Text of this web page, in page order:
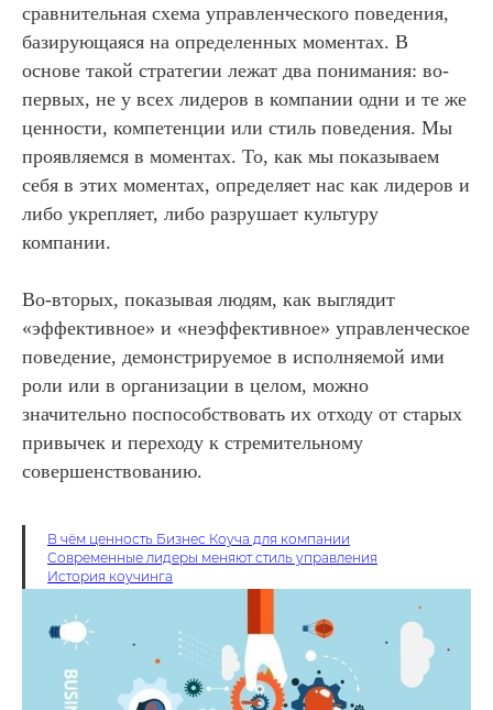
сравнительная схема управленческого поведения,
базирующаяся на определенных моментах. В
основе такой стратегии лежат два понимания: во-
первых, не у всех лидеров в компании одни и те же
ценности, компетенции или стиль поведения. Мы
проявляемся в моментах. То, как мы показываем
себя в этих моментах, определяет нас как лидеров и
либо укрепляет, либо разрушает культуру
компании.
Во-вторых, показывая людям, как выглядит
«эффективное» и «неэффективное» управленческое
поведение, демонстрируемое в исполняемой ими
роли или в организации в целом, можно
значительно поспособствовать их отходу от старых
привычек и переходу к стремительному
совершенствованию.
В чём ценность Бизнес Коуча для компании
Современные лидеры меняют стиль управления
История коучинга